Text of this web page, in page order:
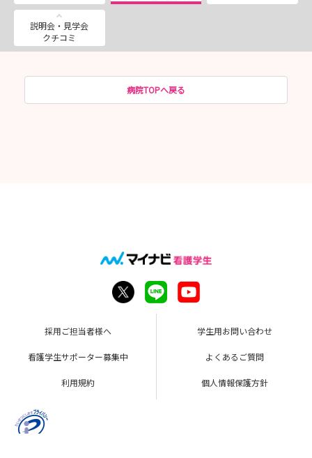
説明会・見学会
クチコミ
病院TOPへ戻る
採用ご担当者様へ 学生用お問い合わせ
看護学生サポーター募集中 よくあるご質問
利用規約 個人情報保護方針